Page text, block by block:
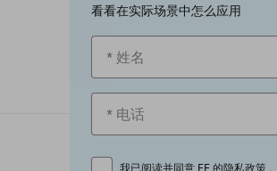
看看在实际场景中怎么应用
我已阅读并同意 EF 的隐私政策 。